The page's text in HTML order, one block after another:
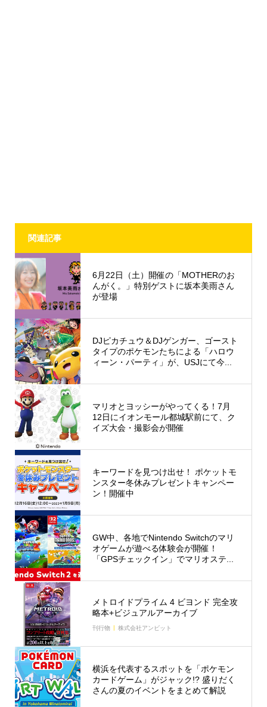
関連記事
6月22日（土）開催の「MOTHERのお
んがく。」特別ゲストに坂本美雨さん
が登場
DJピカチュウ＆DJゲンガー、ゴースト
タイプのポケモンたちによる「ハロウ
ィーン・パーティ」が、USJにて今...
マリオとヨッシーがやってくる！7月
12日にイオンモール都城駅前にて、ク
イズ大会・撮影会が開催
キーワードを見つけ出せ！ ポケットモ
ンスター冬休みプレゼントキャンペー
ン！開催中
GW中、各地でNintendo Switchのマリ
オゲームが遊べる体験会が開催！
「GPSチェックイン」でマリオステ...
メトロイドプライム 4 ビヨンド 完全攻
略本+ビジュアルアーカイブ
刊行物 株式会社アンビット
横浜を代表するスポットを「ポケモン
カードゲーム」がジャック!? 盛りだく
さんの夏のイベントをまとめて解説